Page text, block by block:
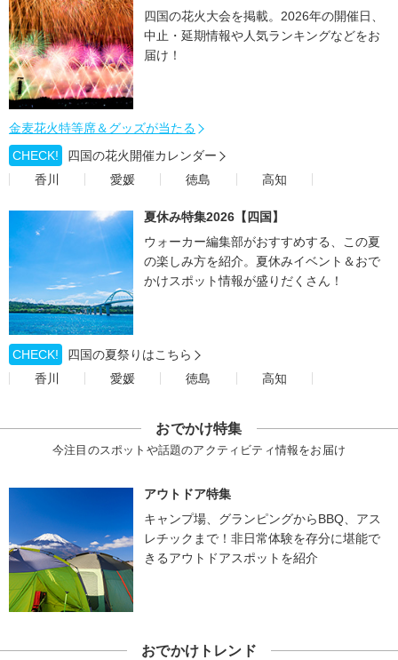
四国の花火大会を掲載。2026年の開催日、
中止・延期情報や人気ランキングなどをお
届け！
金麦花火特等席＆グッズが当たる
CHECK!
四国の花火開催カレンダー
香川
愛媛 徳島 高知
夏休み特集2026【四国】
ウォーカー編集部がおすすめする、この夏
の楽しみ方を紹介。夏休みイベント＆おで
かけスポット情報が盛りだくさん！
CHECK!
四国の夏祭りはこちら
香川
愛媛 徳島 高知
おでかけ特集
今注目のスポットや話題のアクティビティ情報をお届け
アウトドア特集
キャンプ場、グランピングからBBQ、アス
レチックまで！非日常体験を存分に堪能で
きるアウトドアスポットを紹介
おでかけトレンド